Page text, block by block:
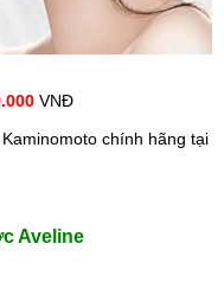
VNĐ
Aveline